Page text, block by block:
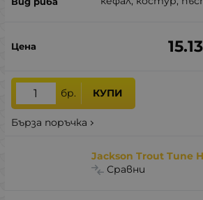
15.13
бр. КУПИ
Бърза поръчка
Jackson Trout Tune
Сравни